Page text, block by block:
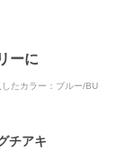
ーに
したカラー：ブルー/BU
チアキ